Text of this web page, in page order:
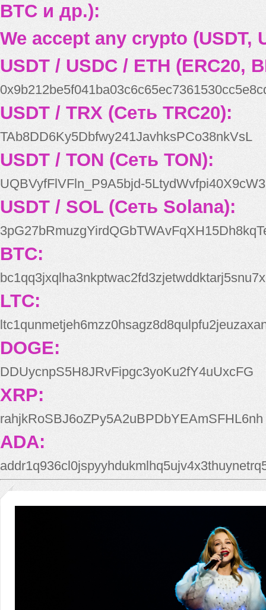
BTC и др.):
We accept any crypto (USDT,
USDT / USDC / ETH (ERC20,
USDT / TRX (Сеть TRC20):
TAb8DD6Ky5Dbfwy241JavhksPCo38nkVsL
USDT / TON (Сеть TON):
UQBVyfFlVFln_P9A5bjd-
USDT / SOL (Сеть Solana):
BTC:
bc1qq3jxqlha3nkptwac2fd3zjetwddktarj5snu7x
LTC:
DOGE:
DDUycnpS5H8JRvFipgc3yoKu2fY4uUxcFG
XRP:
rahjkRoSBJ6oZPy5A2uBPDbYEAmSFHL6nh
ADA: